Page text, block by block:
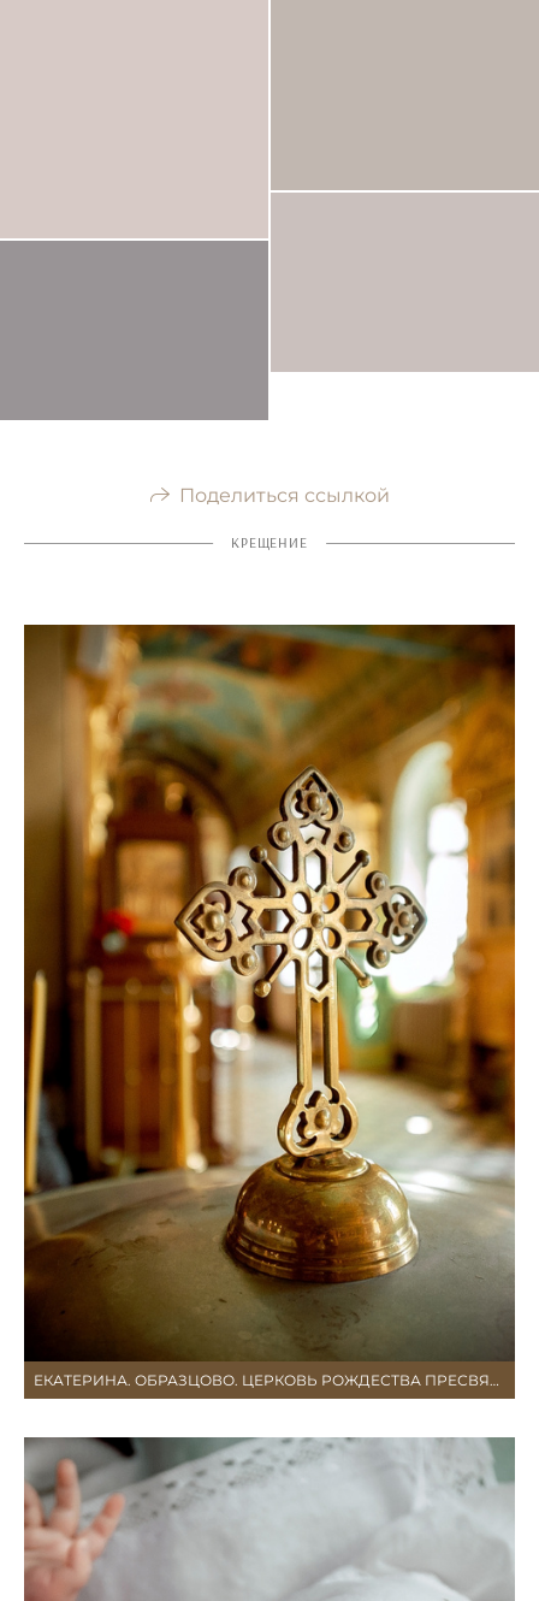
Поделиться ссылкой
КРЕЩЕНИЕ
ЕКАТЕРИНА. ОБРАЗЦОВО. ЦЕРКОВЬ РОЖДЕСТВА ПРЕСВЯТОЙ БОГОРОДИЦЫ В ОБРАЗЦОВО